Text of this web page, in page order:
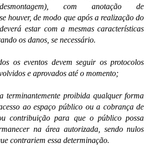
com anotação de
houver, de modo que após a realização do
estar com a mesmas características
os danos, se necessário.
os eventos devem seguir os protocolos
e aprovados até o momento;
terminantemente proibida qualquer forma
ao espaço público ou a cobrança de
contribuição para que o público possa
na área autorizada, sendo nulos
contrariem essa determinação.